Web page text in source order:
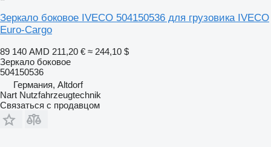
Зеркало боковое IVECO 504150536 для грузовика IVECO
Euro-Cargo
89 140 AMD 211,20 € ≈ 244,10 $
Зеркало боковое
504150536
Германия, Altdorf
Nart Nutzfahrzeugtechnik
Связаться с продавцом